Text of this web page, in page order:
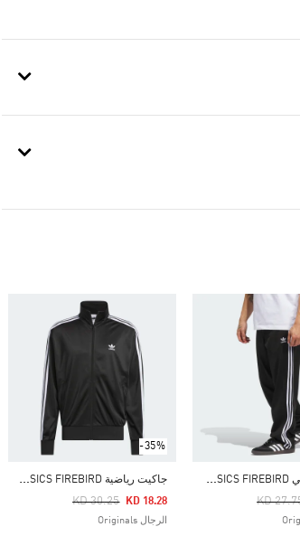
ب
نطال رياضي ADICOLOR CLASSICS FIREBIRD
Price Reduced
KD
To
-35%
ج
اكيت رياضية ADICOLOR CLASSICS FIREBIRD
Price Reduced From
KD 30.25
To KD 18.28
الرجال Originals